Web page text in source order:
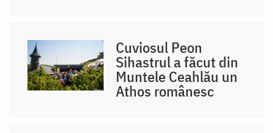
Cuviosul Peon
Sihastrul a făcut din
Muntele Ceahlău un
Athos românesc